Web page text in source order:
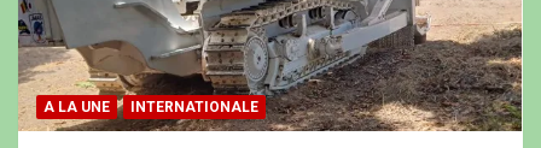
A LA UNE INTERNATIONALE